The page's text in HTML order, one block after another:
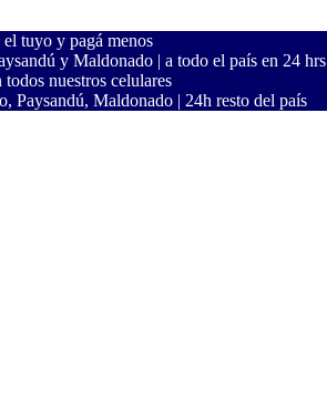
tuyo y pagá menos
y Maldonado | a todo el país en 24 hrs
todos nuestros celulares
Paysandú, Maldonado | 24h resto del país